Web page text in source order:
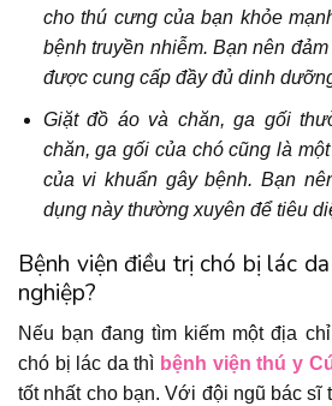
cho thú cưng của bạn khỏe
bệnh truyền nhiễm. Bạn nên
được cung cấp đầy đủ dinh
Giặt đồ áo và chăn, ga gối
chăn, ga gối của chó cũng là
của vi khuẩn gây bệnh. Bạn
dụng này thường xuyên để tiêu
Bệnh viện điều trị chó bị lác
nghiệp?
Nếu bạn đang tìm kiếm một địa
chó bị lác da thì bệnh viện thú y
tốt nhất cho bạn. Với đội ngũ bác sĩ